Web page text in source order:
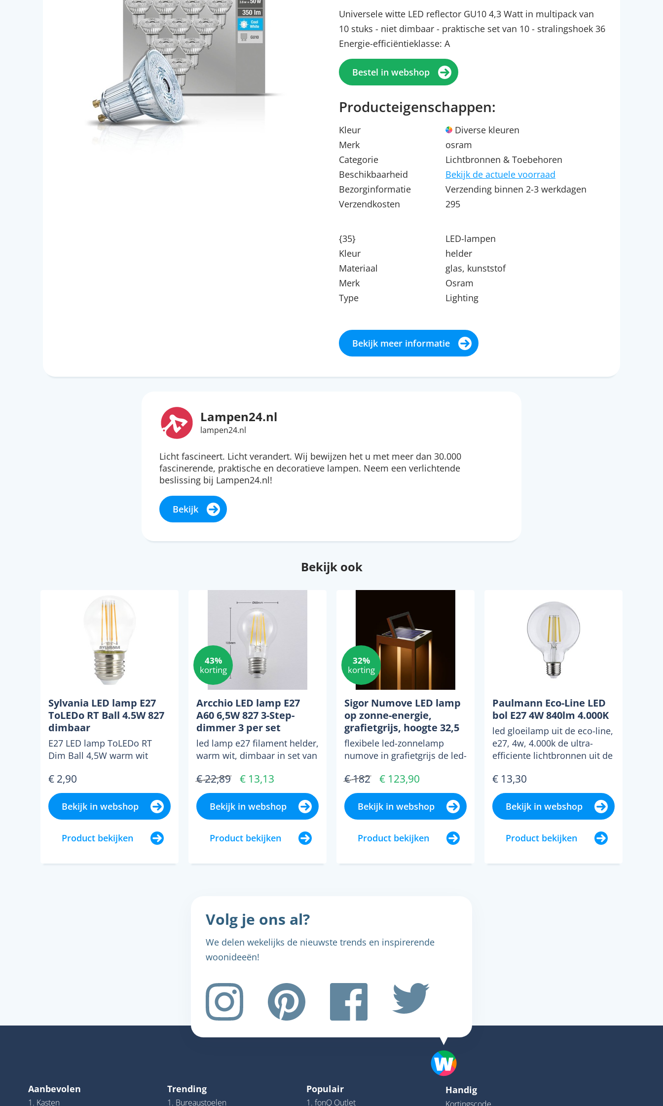
Menu sluiten
Menu sluiten
Menu sluiten
Menu sluiten
Menu sluiten
Universele witte LED reflector GU10 4,3 Watt in multipack van
10 stuks - niet dimbaar - praktische set van 10 - stralingshoek 36
Energie-efficiëntieklasse: A
Bestel in webshop
Producteigenschappen:
Kleur
Diverse kleuren
Merk
osram
Categorie
Lichtbronnen & Toebehoren
Beschikbaarheid
Bekijk de actuele voorraad
Bezorginformatie
Verzending binnen 2-3 werkdagen
Verzendkosten
295
{35}
LED-lampen
Kleur
helder
Materiaal
glas, kunststof
Merk
Osram
Type
Lighting
Bekijk meer informatie
Lampen24.nl
lampen24.nl
Licht fascineert. Licht verandert. Wij bewijzen het u met meer dan 30.000
fascinerende, praktische en decoratieve lampen. Neem een verlichtende
beslissing bij Lampen24.nl!
Bekijk
Bekijk ook
Sylvania LED lamp E27
ToLEDo RT Ball 4.5W 827
dimbaar
E27 LED lamp ToLEDo RT
Dim Ball 4,5W warm wit
middel van een geschikte
dimmer...
€ 2,90
Bekijk in webshop
Product bekijken
43%
korting
Arcchio LED lamp E27
A60 6,5W 827 3-Step-
dimmer 3 per set
led lamp e27 filament helder,
warm wit, dimbaar in set van
voor 60w gloei...
€ 22,89 € 13,13
Bekijk in webshop
Product bekijken
32%
korting
Sigor Numove LED lamp
op zonne-energie,
grafietgrijs, hoogte 32,5
cm
flexibele led-zonnelamp
numove in grafietgrijs de led-
licht en filigraan u...
€ 182 € 123,90
Bekijk in webshop
Product bekijken
Paulmann Eco-Line LED
bol E27 4W 840lm 4.000K
led gloeilamp uit de eco-line,
e27, 4w, 4.000k de ultra-
efficiente lichtbronnen uit de
€ 13,30
Bekijk in webshop
Product bekijken
Volg je ons al?
We delen wekelijks de nieuwste trends en inspirerende
woonideeën!
Aanbevolen
1. Kasten
Trending
1. Bureaustoelen
Populair
1. fonQ Outlet
Handig